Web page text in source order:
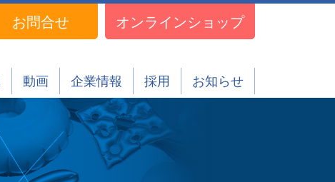
お問合せ オンラインショップ
動画 企業情報 採用 お知らせ